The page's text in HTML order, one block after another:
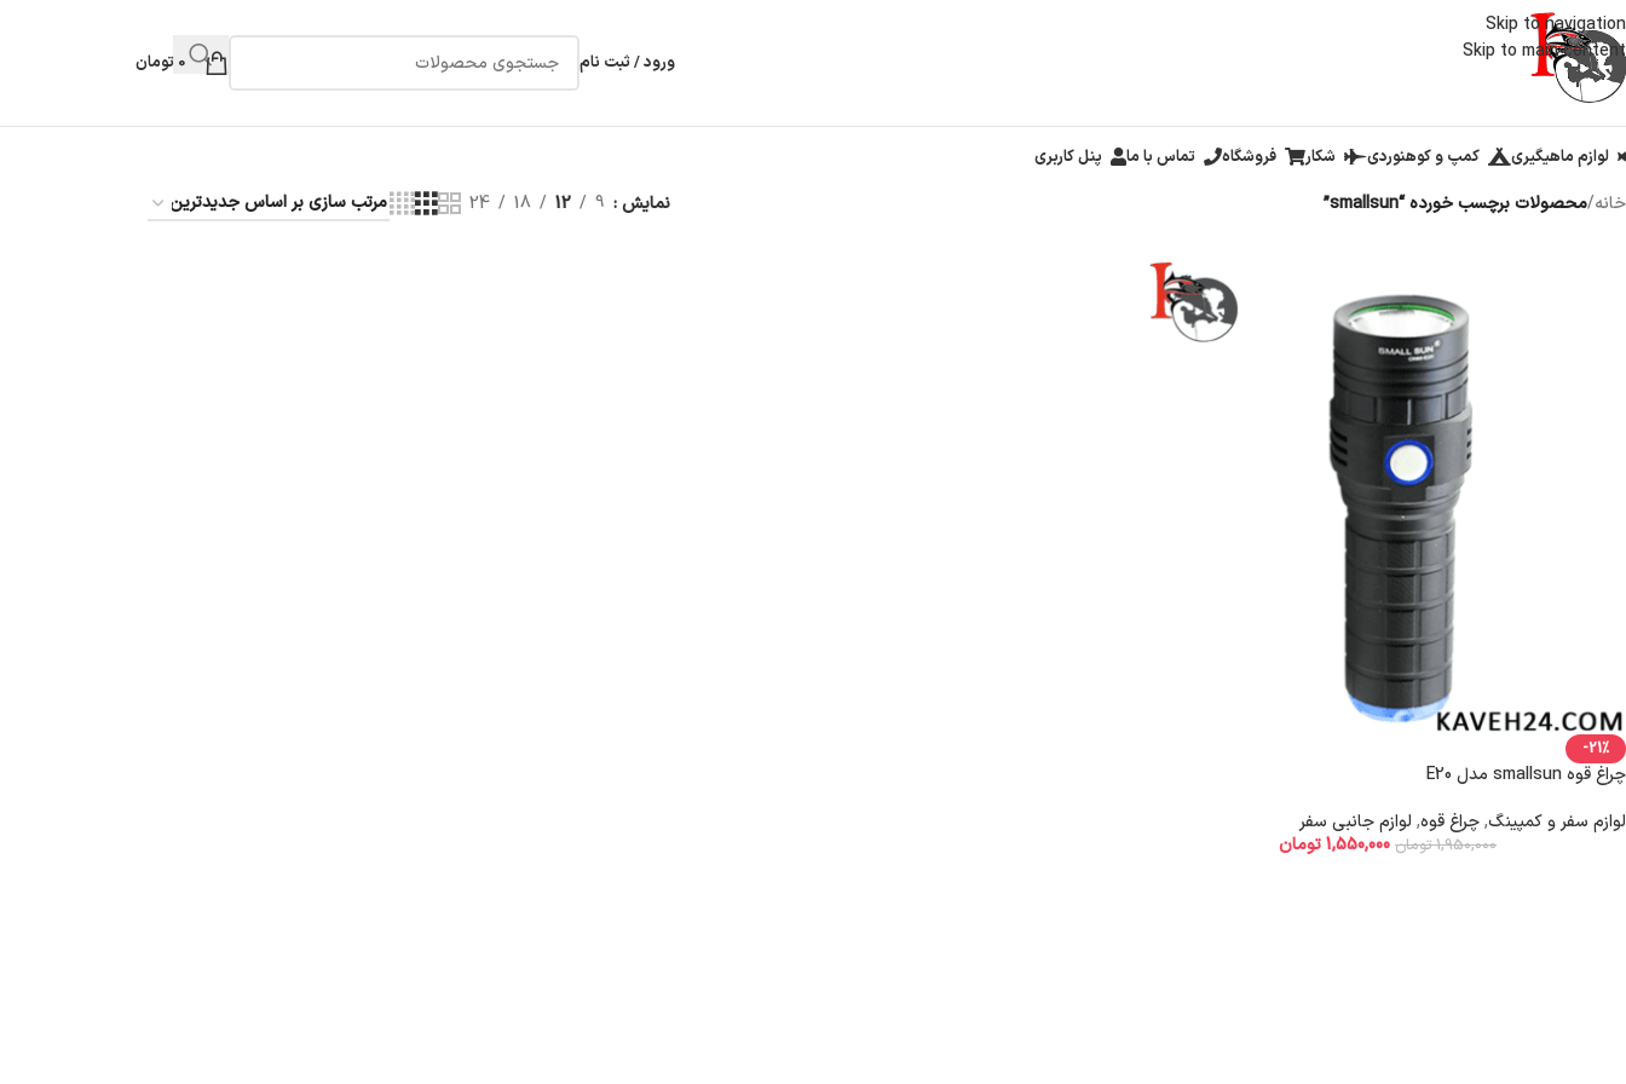
Skip to navigation
Skip to main content
ورود / ثبت نام 0 تومان
لوازم ماهیگیری کمپ و کوهنوردی شکار فروشگاه تماس با ما پنل کاربری
خانه/محصولات برچسب خورده “smallsun” نمایش 9
12
18
24
-21%
چراغ قوه smallsun مدل E20
لوازم سفر و کمپینگ,چراغ قوه, لوازم جانبی سفر
1,950,000تومان 1,550,000تومان